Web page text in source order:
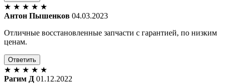
★ ★ ★ ★ ★
Антон Пышенков 04.03.2023
Отличные восстановленные запчасти с гарантией, по низким
ценам.
Ответить
★ ★ ★ ★ ★
Рагим Д 01.12.2022